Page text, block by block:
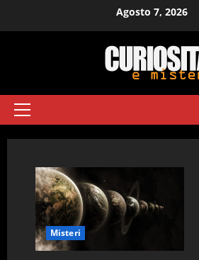
Agosto 7, 2026
Menu
Misteri